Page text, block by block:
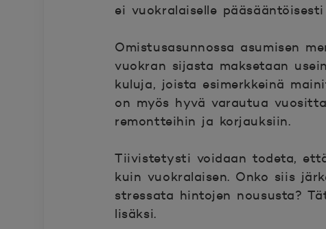
ei vuokralaiselle
Omistusasunnossa asumisen
vuokran sijasta maksetaan
kuluja, joista esimerkkeinä
on myös hyvä varautua
remontteihin ja korjauksiin.
Tiivistetysti voidaan todeta,
kuin vuokralaisen. Onko siis
stressata hintojen noususta?
lisäksi.